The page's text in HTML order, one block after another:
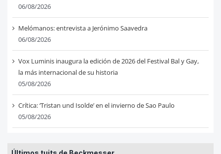
06/08/2026
Melómanos: entrevista a Jerónimo Saavedra
06/08/2026
Vox Luminis inaugura la edición de 2026 del Festival Bal y Gay,
la más internacional de su historia
05/08/2026
Crítica: ‘Tristan und Isolde’ en el invierno de Sao Paulo
05/08/2026